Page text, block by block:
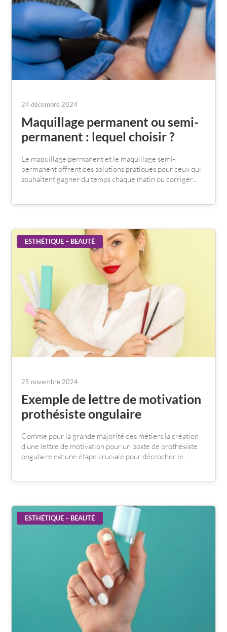
24 décembre 2024
Maquillage permanent ou semi-
permanent : lequel choisir ?
Le maquillage permanent et le maquillage semi-
permanent offrent des solutions pratiques pour ceux qui
souhaitent gagner du temps chaque matin ou corriger...
ESTHÉTIQUE – BEAUTÉ
25 novembre 2024
Exemple de lettre de motivation
prothésiste ongulaire
Comme pour la grande majorité des métiers la création
d'une lettre de motivation pour un poste de prothésiste
ongulaire est une étape cruciale pour décrocher le...
ESTHÉTIQUE – BEAUTÉ